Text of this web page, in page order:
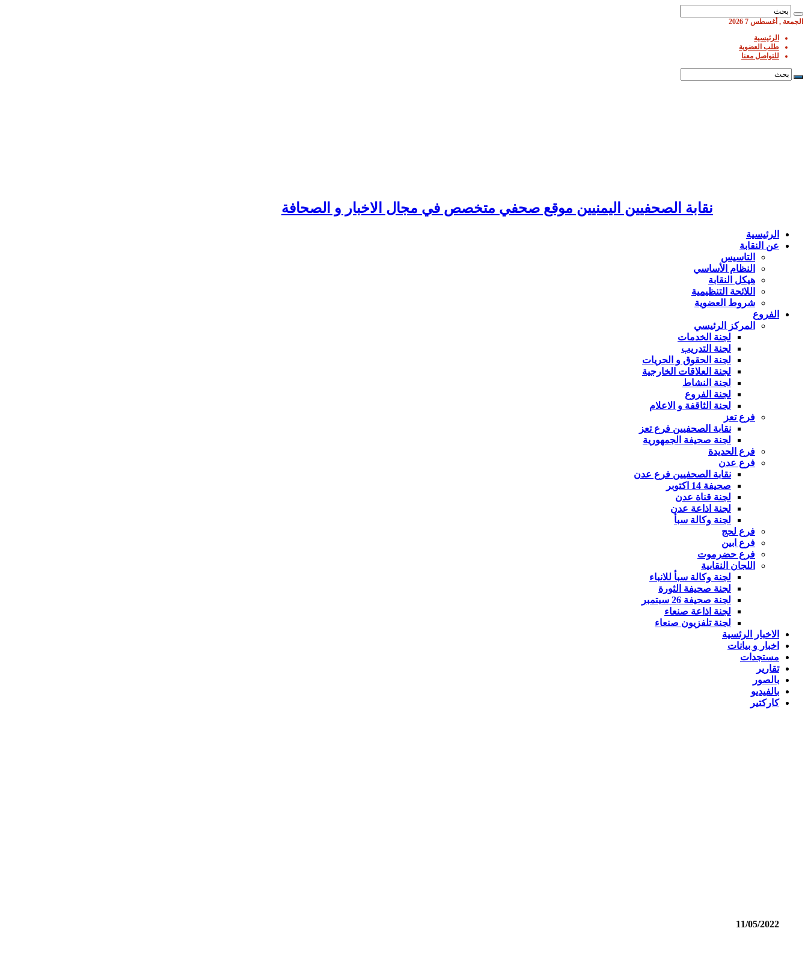
الجمعة , أغسطس 7 2026
الرئيسية
طلب العضوية
للتواصل معنا
نقابة الصحفيين اليمنيين موقع صحفي متخصص في مجال الاخبار و الصحافة
الرئيسية
عن النقابة
التاسيس
النظام الأساسي
هيكل النقابة
اللائحة التنظيمية
شروط العضوية
الفروع
المركز الرئيسي
لجنة الخدمات
لجنة التدريب
لجنة الحقوق و الحريات
لجنة العلاقات الخارجية
لجنة النشاط
لجنة الفروع
لجنة الثاقفة و الاعلام
فرع تعز
نقابة الصحفيين فرع تعز
لجنة صحيفة الجمهورية
فرع الحديدة
فرع عدن
نقابة الصحفيين فرع عدن
صحيفة 14 اكتوبر
لجنة قناة عدن
لجنة اذاعة عدن
لجنة وكالة سبأ
فرع لحج
فرع ابين
فرع حضرموت
اللجان النقابية
لجنة وكالة سبأ للانباء
لجنة صحيفة الثورة
لجنة صحيفة 26 سبتمبر
لجنة اذاعة صنعاء
لجنة تلفزيون صنعاء
الاخبار الرئسية
اخبار و بيانات
مستجدات
تقارير
بالصور
بالفيديو
كاركتير
11/05/2022